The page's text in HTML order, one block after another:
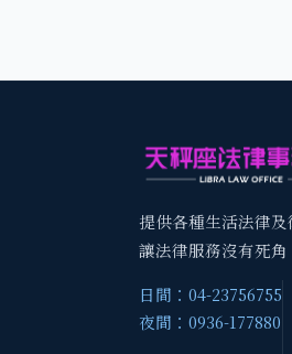
提供各種生活法律
讓法律服務沒有死角
日間：04-23756755
夜間：0936-177880